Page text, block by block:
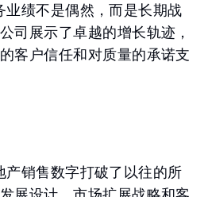
业绩不是偶然，而是长期战
司展示了卓越的增长轨迹，
客户信任和对质量的承诺支
产销售数字打破了以往的所